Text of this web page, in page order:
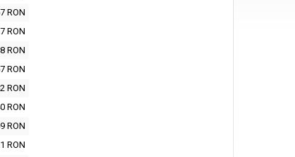
RON
RON
RON
RON
RON
RON
RON
RON